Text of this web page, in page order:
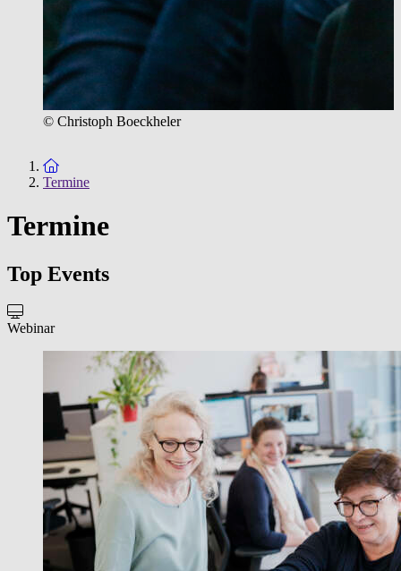
© Christoph Boeckheler
Zur Startseite
Termine
Termine
Top Events
Webinar